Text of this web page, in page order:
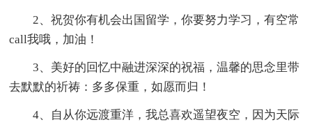
2、祝贺你有机会出国留学，你要努力学习，有空常
call我哦，加油！
3、美好的回忆中融进深深的祝福，温馨的思念里带
去默默的祈祷：多多保重，如愿而归！
4、自从你远渡重洋，我总喜欢遥望夜空，因为天际